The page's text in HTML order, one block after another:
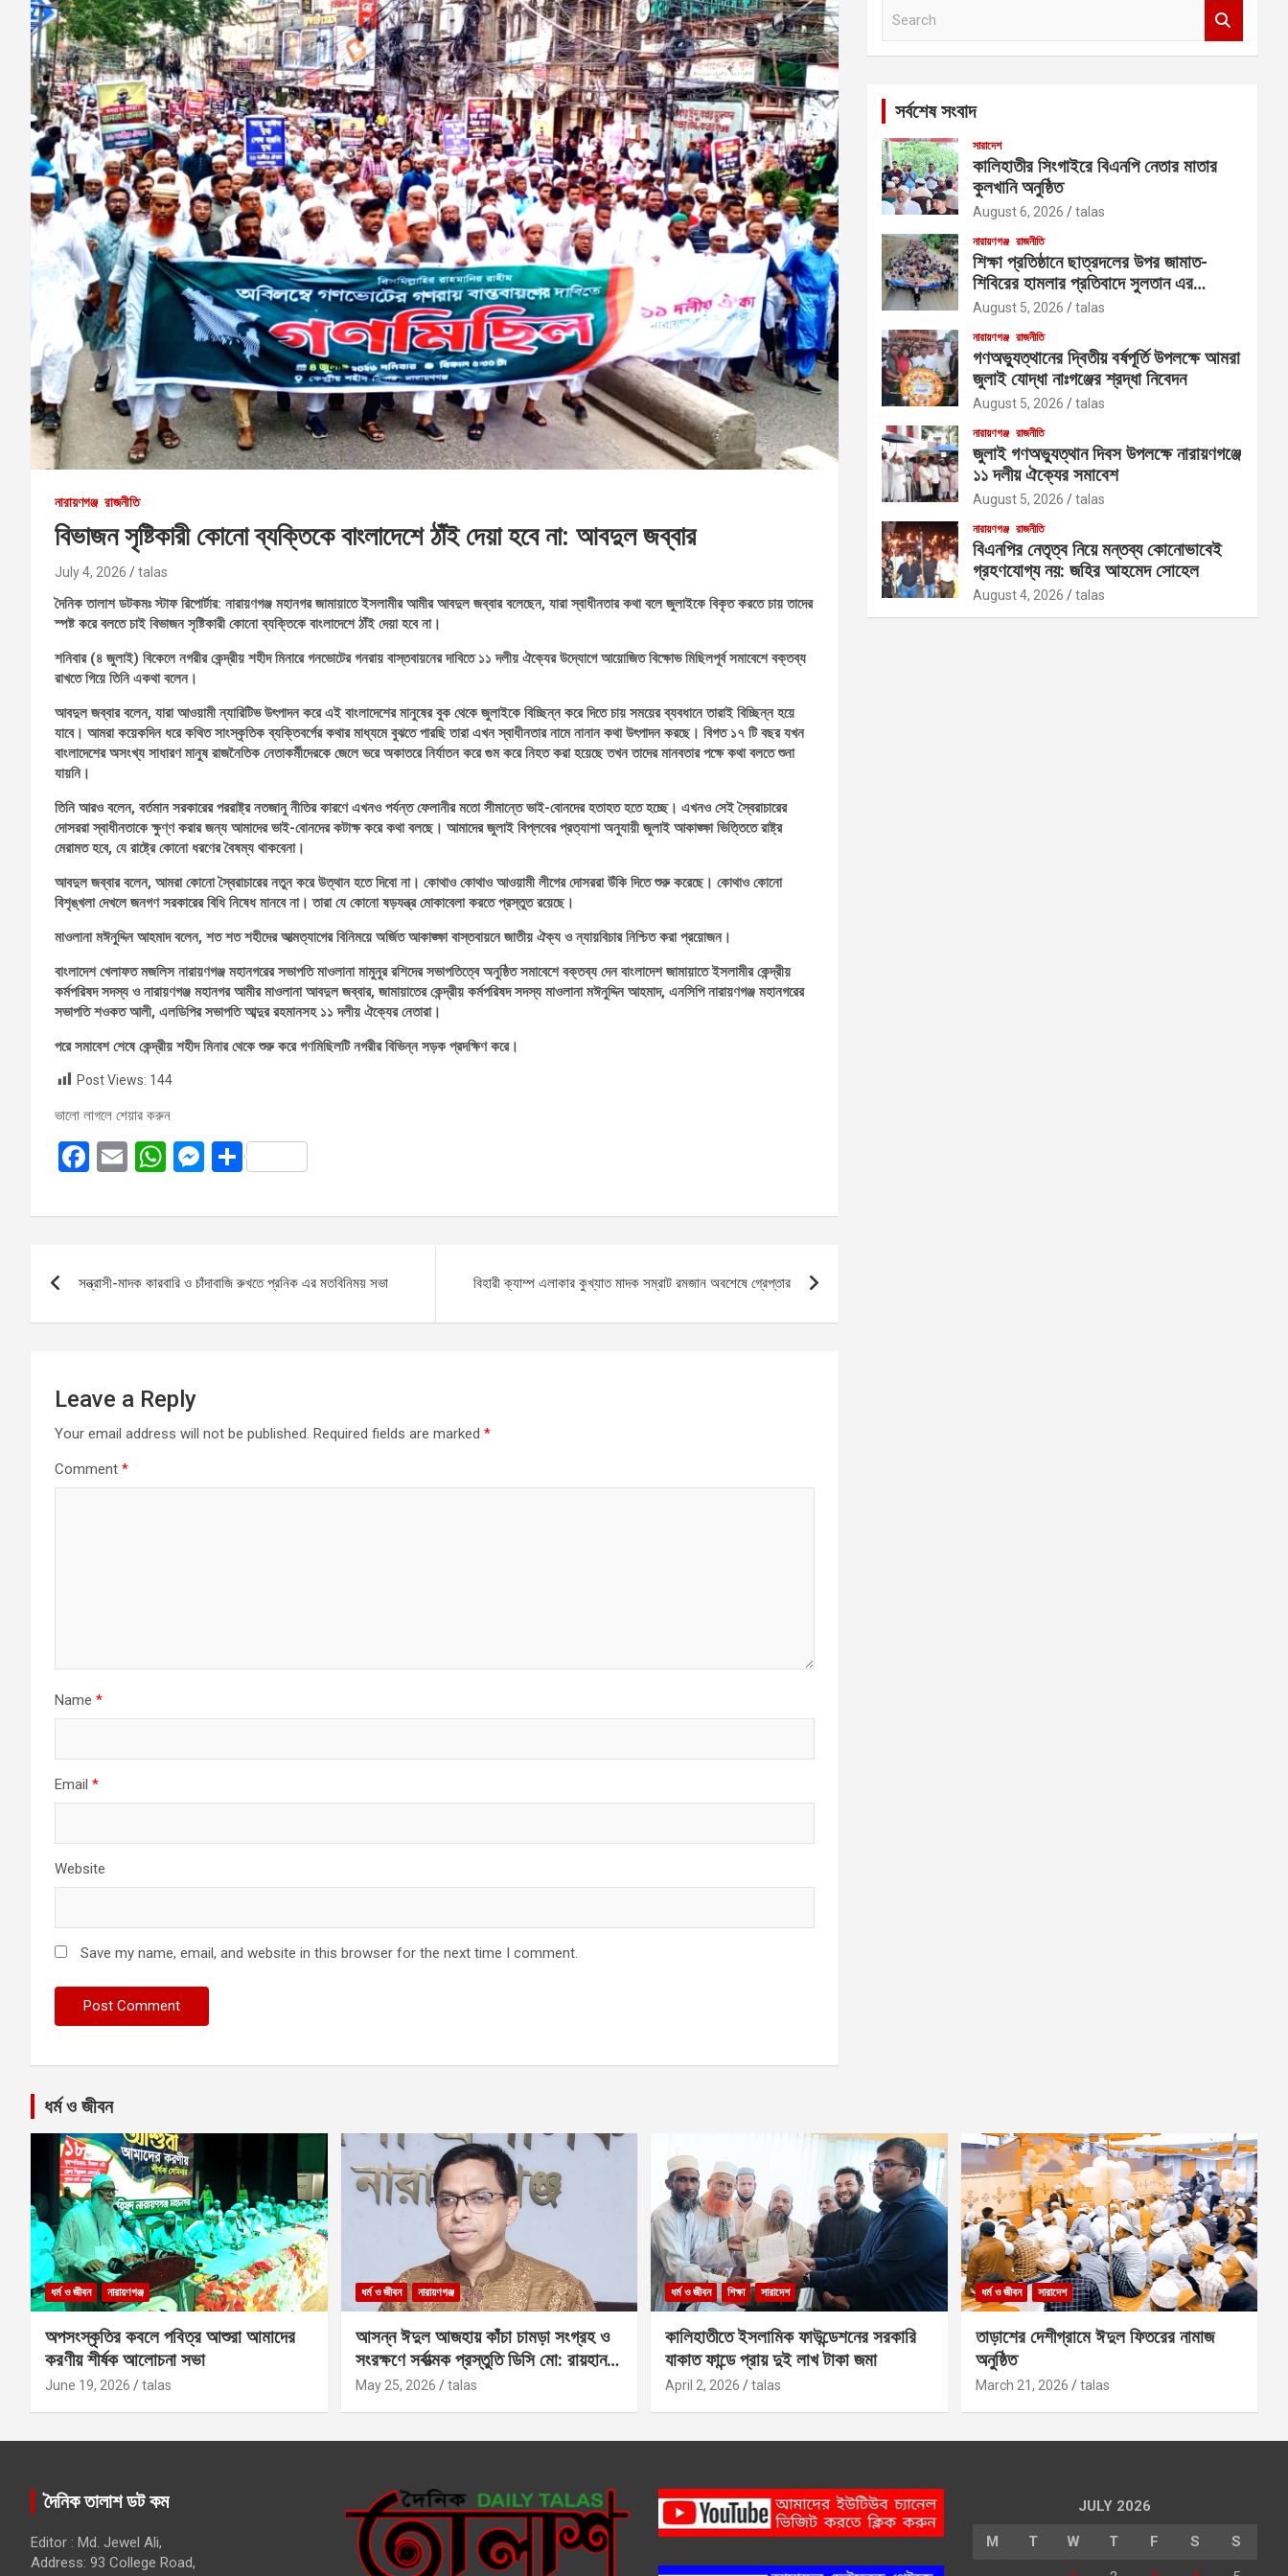
নারায়ণগঞ্জ রাজনীতি
বিভাজন সৃষ্টিকারী কোনো ব্যক্তিকে বাংলাদেশে ঠাঁই দেয়া হবে না: আবদুল জব্বার
July 4, 2026 talas
দৈনিক তালাশ ডটকমঃ স্টাফ রিপোর্টার: নারায়ণগঞ্জ মহানগর জামায়াতে ইসলামীর আমীর আবদুল জব্বার বলেছেন, যারা স্বাধীনতার কথা বলে জুলাইকে বিকৃত করতে চায় তাদের
স্পষ্ট করে বলতে চাই বিভাজন সৃষ্টিকারী কোনো ব্যক্তিকে বাংলাদেশে ঠাঁই দেয়া হবে না।
শনিবার (৪ জুলাই) বিকেলে নগরীর কেন্দ্রীয় শহীদ মিনারে গনভোটের গনরায় বাস্তবায়নের দাবিতে ১১ দলীয় ঐক্যের উদ্যোগে আয়োজিত বিক্ষোভ মিছিলপূর্ব সমাবেশে বক্তব্য
রাখতে গিয়ে তিনি একথা বলেন।
আবদুল জব্বার বলেন, যারা আওয়ামী ন্যারিটিভ উৎপাদন করে এই বাংলাদেশের মানুষের বুক থেকে জুলাইকে বিচ্ছিন্ন করে দিতে চায় সময়ের ব্যবধানে তারাই বিচ্ছিন্ন হয়ে
যাবে। আমরা কয়েকদিন ধরে কথিত সাংস্কৃতিক ব্যক্তিবর্গের কথার মাধ্যমে বুঝতে পারছি তারা এখন স্বাধীনতার নামে নানান কথা উৎপাদন করছে। বিগত ১৭ টি বছর যখন
বাংলাদেশের অসংখ্য সাধারণ মানুষ রাজনৈতিক নেতাকর্মীদেরকে জেলে ভরে অকাতরে নির্যাতন করে গুম করে নিহত করা হয়েছে তখন তাদের মানবতার পক্ষে কথা বলতে শুনা
যায়নি।
তিনি আরও বলেন, বর্তমান সরকারের পররাষ্ট্র নতজানু নীতির কারণে এখনও পর্যন্ত ফেলানীর মতো সীমান্তে ভাই-বোনদের হতাহত হতে হচ্ছে। এখনও সেই স্বৈরাচারের
দোসররা স্বাধীনতাকে ক্ষুণ্ণ করার জন্য আমাদের ভাই-বোনদের কটাক্ষ করে কথা বলছে। আমাদের জুলাই বিপ্লবের প্রত্যাশা অনুযায়ী জুলাই আকাঙ্ক্ষা ভিত্তিতে রাষ্ট্র
মেরামত হবে, যে রাষ্ট্রে কোনো ধরণের বৈষম্য থাকবেনা।
আবদুল জব্বার বলেন, আমরা কোনো স্বৈরাচারের নতুন করে উত্থান হতে দিবো না। কোথাও কোথাও আওয়ামী লীগের দোসররা উঁকি দিতে শুরু করেছে। কোথাও কোনো
বিশৃঙ্খলা দেখলে জনগণ সরকারের বিধি নিষেধ মানবে না। তারা যে কোনো ষড়যন্ত্র মোকাবেলা করতে প্রস্তুত রয়েছে।
মাওলানা মঈনুদ্দিন আহমাদ বলেন, শত শত শহীদের আত্মত্যাগের বিনিময়ে অর্জিত আকাঙ্ক্ষা বাস্তবায়নে জাতীয় ঐক্য ও ন্যায়বিচার নিশ্চিত করা প্রয়োজন।
বাংলাদেশ খেলাফত মজলিস নারায়ণগঞ্জ মহানগরের সভাপতি মাওলানা মামুনুর রশিদের সভাপতিত্বে অনুষ্ঠিত সমাবেশে বক্তব্য দেন বাংলাদেশ জামায়াতে ইসলামীর কেন্দ্রীয়
কর্মপরিষদ সদস্য ও নারায়ণগঞ্জ মহানগর আমীর মাওলানা আবদুল জব্বার, জামায়াতের কেন্দ্রীয় কর্মপরিষদ সদস্য মাওলানা মঈনুদ্দিন আহমাদ, এনসিপি নারায়ণগঞ্জ মহানগরের
সভাপতি শওকত আলী, এলডিপির সভাপতি আব্দুর রহমানসহ ১১ দলীয় ঐক্যের নেতারা।
পরে সমাবেশ শেষে কেন্দ্রীয় শহীদ মিনার থেকে শুরু করে গণমিছিলটি নগরীর বিভিন্ন সড়ক প্রদক্ষিণ করে।
Post Views: 144
ভালো লাগলে শেয়ার করুন
F
ce
o
E
ail
W
at
A
M
se
g
S
ar
navigation
সন্ত্রাসী-মাদক কারবারি ও চাঁদাবাজি রুখতে প্রনিক এর মতবিনিময় সভা বিহারী ক্যাম্প এলাকার কুখ্যাত মাদক সম্রাট রমজান অবশেষে গ্রেপ্তার
Leave a Reply
Your email address will not be published. Required fields are marked *
Comment *
Name *
Email *
Website
Save my name, email, and website in this browser for the next time I comment.
সর্বশেষ সংবাদ
সারাদেশ
কালিহাতীর সিংগাইরে বিএনপি নেতার মাতার
কুলখানি অনুষ্ঠিত
August 6, 2026 talas
নারায়ণগঞ্জ রাজনীতি
শিক্ষা প্রতিষ্ঠানে ছাত্রদলের উপর জামাত-
শিবিরের হামলার প্রতিবাদে সুলতান এর
নেতৃত্বে বিক্ষোভ
August 5, 2026 talas
নারায়ণগঞ্জ রাজনীতি
গণঅভ্যুত্থানের দ্বিতীয় বর্ষপূর্তি উপলক্ষে আমরা
জুলাই যোদ্ধা নাঃগঞ্জের শ্রদ্ধা নিবেদন
August 5, 2026 talas
নারায়ণগঞ্জ রাজনীতি
জুলাই গণঅভ্যুত্থান দিবস উপলক্ষে নারায়ণগঞ্জে
১১ দলীয় ঐক্যের সমাবেশ
August 5, 2026 talas
নারায়ণগঞ্জ রাজনীতি
বিএনপির নেতৃত্ব নিয়ে মন্তব্য কোনোভাবেই
গ্রহণযোগ্য নয়: জহির আহমেদ সোহেল
August 4, 2026 talas
ধর্ম ও জীবন
ধর্ম ও জীবন নারায়ণগঞ্জ
অপসংস্কৃতির কবলে পবিত্র আশুরা আমাদের
করণীয় শীর্ষক আলোচনা সভা
June 19, 2026 talas
ধর্ম ও জীবন নারায়ণগঞ্জ
আসন্ন ঈদুল আজহায় কাঁচা চামড়া সংগ্রহ ও
সংরক্ষণে সর্বাত্মক প্রস্তুতি ডিসি মো: রায়হান
কবির
May 25, 2026 talas
ধর্ম ও জীবন শিক্ষা সারাদেশ
কালিহাতীতে ইসলামিক ফাউন্ডেশনের সরকারি
যাকাত ফান্ডে প্রায় দুই লাখ টাকা জমা
April 2, 2026 talas
ধর্ম ও জীবন সারাদেশ
তাড়াশের দেশীগ্রামে ঈদুল ফিতরের নামাজ
অনুষ্ঠিত
March 21, 2026 talas
দৈনিক তালাশ ডট কম
Editor : Md. Jewel Ali,
Address: 93 College Road,
JULY 2026
M T W T F S S